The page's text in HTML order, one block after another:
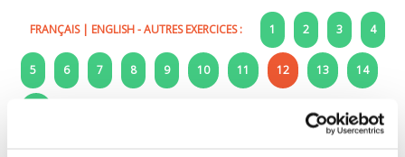
FRANÇAIS| ENGLISH- AUTRES EXERCICES : 1 2 3 4
5 6 7 8 9 10 11 12 13 14